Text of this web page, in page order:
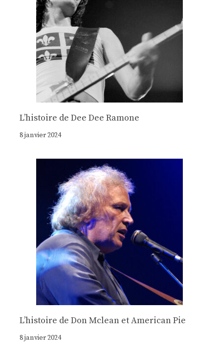
Lʼhistoire de Dee Dee Ramone
8 janvier 2024
Lʼhistoire de Don Mclean et American Pie
8 janvier 2024